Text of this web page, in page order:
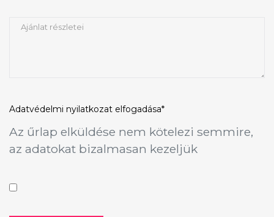
Adatvédelmi nyilatkozat elfogadása*
Az űrlap elküldése nem kötelezi semmire,
az adatokat bizalmasan kezeljük